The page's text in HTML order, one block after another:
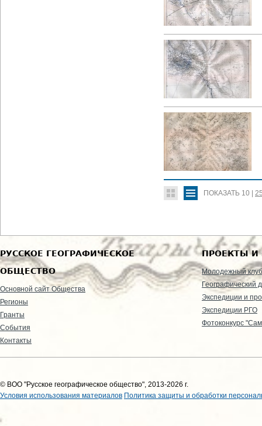
ПОКАЗАТЬ 10 |
РУССКОЕ ГЕОГРАФИЧЕСКОЕ
ОБЩЕСТВО
Основной сайт Общества
Регионы
Гранты
События
Контакты
ПРОЕКТЫ И
Молодежный клуб
Географический
Экспедиции и
Экспедиции РГО
Фотоконкурс
© ВОО "Русское географическое общество", 2013-2026 г.
Условия использования материалов Политика защиты и обработки